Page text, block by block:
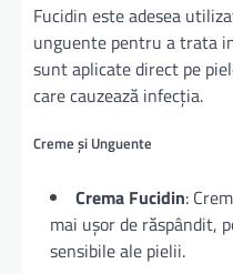
Fucidin este adesea
unguente pentru a trata
sunt aplicate direct pe
care cauzează infecția.
Creme și Unguente
Crema Fucidin:
mai ușor de răspândit,
sensibile ale pielii.